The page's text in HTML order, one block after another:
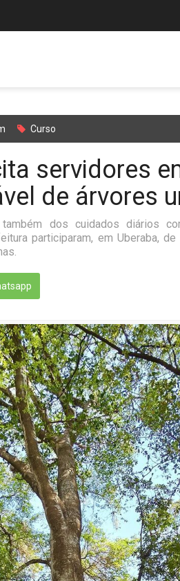
Curso
servidores
de árvores
dos cuidados diários
participaram, em Uberaba,